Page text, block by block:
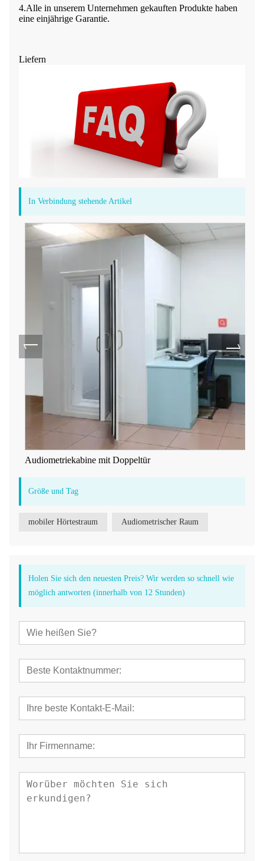
4.Alle in unserem Unternehmen gekauften Produkte haben
eine einjährige Garantie.
Liefern
In Verbindung stehende Artikel
Audiometriekabine mit Doppeltür
Größe und Tag
mobiler Hörtestraum Audiometrischer Raum
Holen Sie sich den neuesten Preis? Wir werden so schnell wie
möglich antworten (innerhalb von 12 Stunden)